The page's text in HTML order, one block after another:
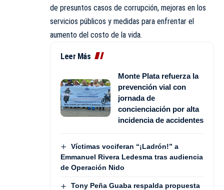
de presuntos casos de corrupción, mejoras en los
servicios públicos y medidas para enfrentar el
aumento del costo de la vida.
Leer Más
Monte Plata refuerza la
prevención vial con
jornada de
concienciación por alta
incidencia de accidentes
Víctimas vociferan “¡Ladrón!” a
Emmanuel Rivera Ledesma tras audiencia
de Operación Nido
Tony Peña Guaba respalda propuesta